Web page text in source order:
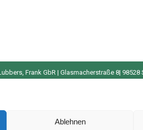
Ablehnen
Frank GbR | Glasmacherstraße 8| 98528